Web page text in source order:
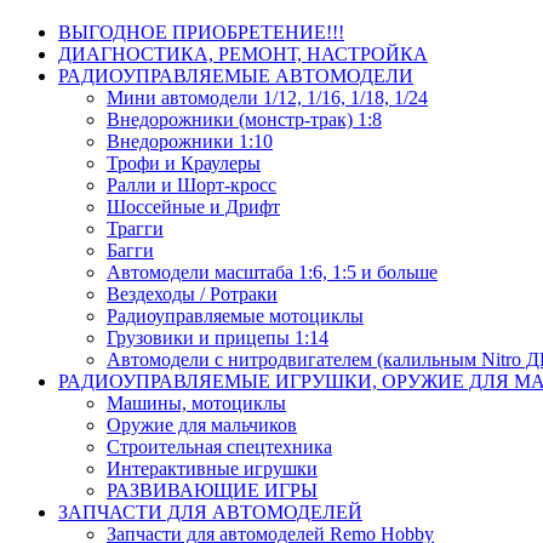
ВЫГОДНОЕ ПРИОБРЕТЕНИЕ!!!
ДИАГНОСТИКА, РЕМОНТ, НАСТРОЙКА
РАДИОУПРАВЛЯЕМЫЕ АВТОМОДЕЛИ
Мини автомодели 1/12, 1/16, 1/18, 1/24
Внедорожники (монстр-трак) 1:8
Внедорожники 1:10
Трофи и Краулеры
Ралли и Шорт-кросс
Шоссейные и Дрифт
Трагги
Багги
Автомодели масштаба 1:6, 1:5 и больше
Вездеходы / Ротраки
Радиоуправляемые мотоциклы
Грузовики и прицепы 1:14
Автомодели с нитродвигателем (калильным Nitro
РАДИОУПРАВЛЯЕМЫЕ ИГРУШКИ, ОРУЖИЕ ДЛЯ
Машины, мотоциклы
Оружие для мальчиков
Строительная спецтехника
Интерактивные игрушки
РАЗВИВАЮЩИЕ ИГРЫ
ЗАПЧАСТИ ДЛЯ АВТОМОДЕЛЕЙ
Запчасти для автомоделей Remo Hobby